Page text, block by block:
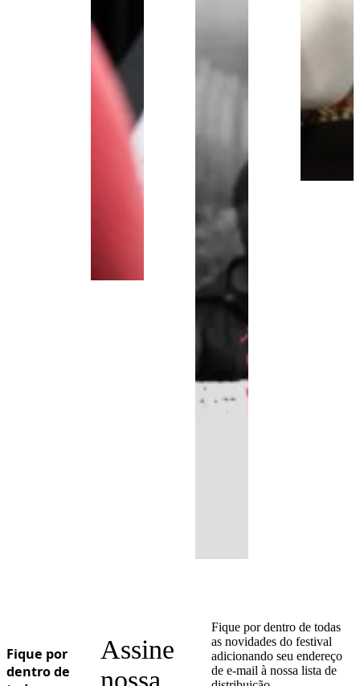
Fique por
dentro de
Assine
nossa
Fique por dentro de todas
as novidades do festival
adicionando seu endereço
de e-mail à nossa lista de